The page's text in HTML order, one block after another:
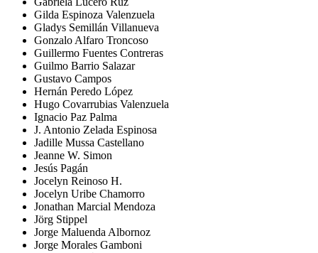
Gilda Espinoza Valenzuela
Gladys Semillán Villanueva
Gonzalo Alfaro Troncoso
Guillermo Fuentes Contreras
Guilmo Barrio Salazar
Gustavo Campos
Hernán Peredo López
Hugo Covarrubias Valenzuela
Ignacio Paz Palma
J. Antonio Zelada Espinosa
Jadille Mussa Castellano
Jeanne W. Simon
Jesús Pagán
Jocelyn Reinoso H.
Jocelyn Uribe Chamorro
Jonathan Marcial Mendoza
Jörg Stippel
Jorge Maluenda Albornoz
Jorge Morales Gamboni